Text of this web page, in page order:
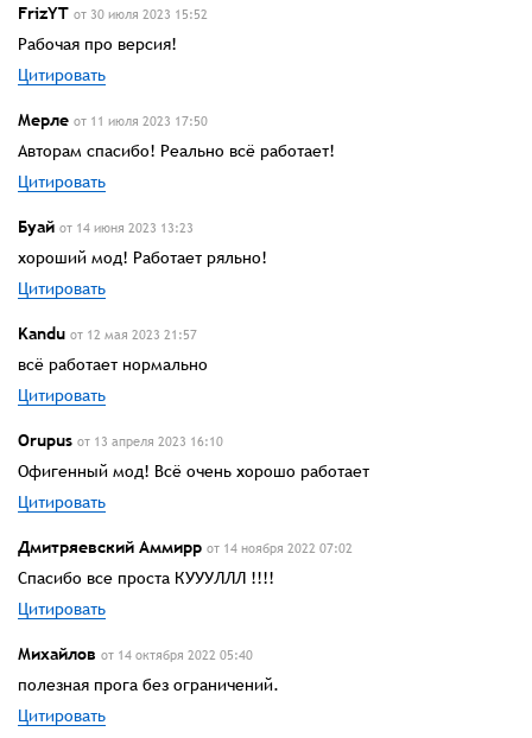
FrizYT от 30 июля 2023 15:52
Рабочая про версия!
Цитировать
Мерле от 11 июля 2023 17:50
Авторам спасибо! Реально всё работает!
Цитировать
Буай от 14 июня 2023 13:23
хороший мод! Работает ряльно!
Цитировать
Kandu от 12 мая 2023 21:57
всё работает нормально
Цитировать
Orupus от 13 апреля 2023 16:10
Офигенный мод! Всё очень хорошо работает
Цитировать
Дмитряевский Аммирр от 14 ноября 2022 07:02
Спасибо все проста КУУУЛЛЛ !!!!
Цитировать
Михайлов от 14 октября 2022 05:40
полезная прога без ограничений.
Цитировать